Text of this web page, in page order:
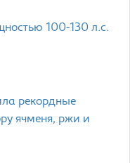
100-130 л.с.
рекордные
ячменя, ржи и